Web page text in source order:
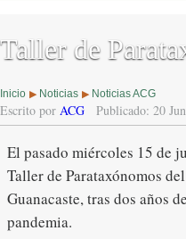
Taller de
Inicio ▶ Noticias ▶ Noticias ACG
Escrito por ACG Publicado: 20
El pasado miércoles 15 de
Taller de Parataxónomos
Guanacaste, tras dos años
pandemia.